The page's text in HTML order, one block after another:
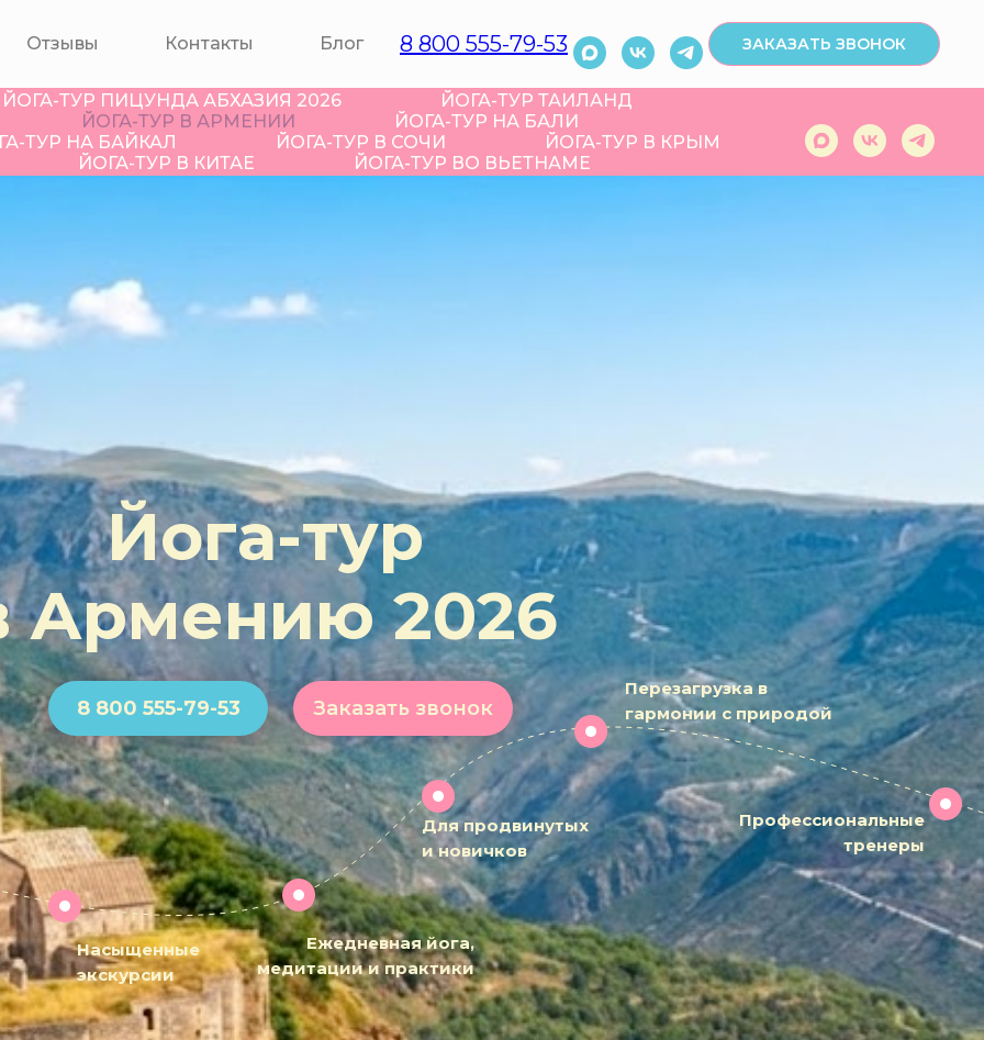
Отзывы Контакты Блог 8 800 555-79-53 ЗАКАЗАТЬ ЗВОНОК
ЙОГА-ТУР ПИЦУНДА АБХАЗИЯ 2026
ЙОГА-ТУР ТАИЛАНД
ЙОГА-ТУР В АРМЕНИИ
ЙОГА-ТУР НА БАЛИ
ТУР НА БАЙКАЛ
ЙОГА-ТУР В СОЧИ
ЙОГА-ТУР В КРЫМ
ЙОГА-ТУР В КИТАЕ
ЙОГА-ТУР ВО ВЬЕТНАМЕ
Йога-тур
Армению 2026
Насыщенные
экскурсии
Профессиональные
тренеры
Ежедневная йога,
медитации и практики
Для продвинутых
и новичков
Перезагрузка в
гармонии с природой
Заказать звонок
8 800 555-79-53